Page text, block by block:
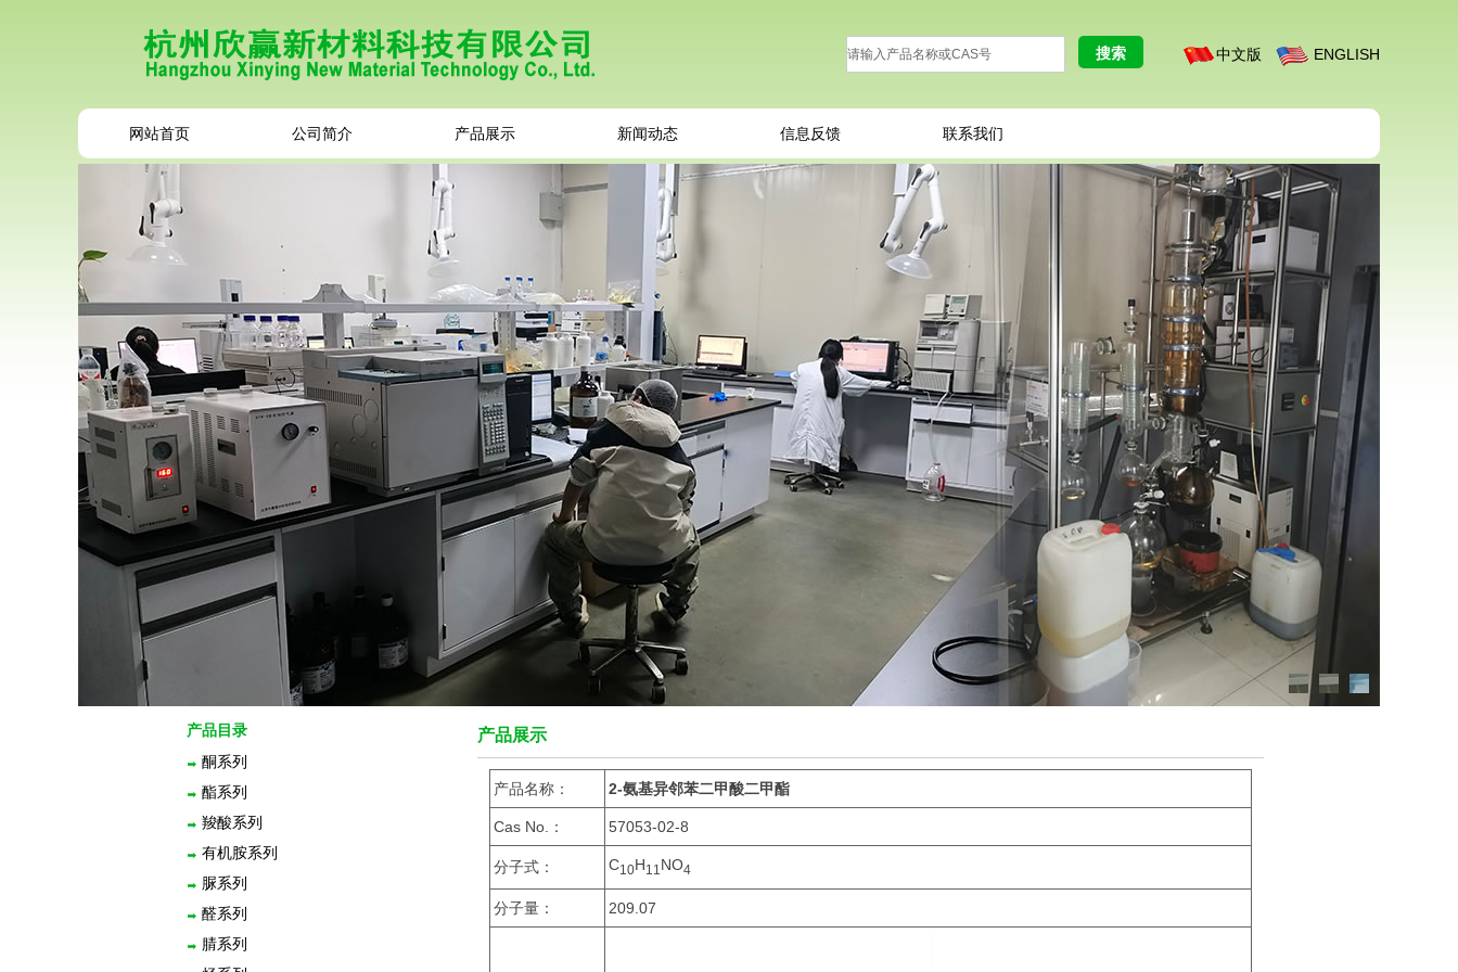
中文版 ENGLISH
网站首页 公司简介 产品展示 新闻动态 信息反馈 联系我们
产品目录
酮系列
酯系列
羧酸系列
有机胺系列
脲系列
醛系列
腈系列
产品展示
产品名称： 2-氨基异邻苯二甲酸二甲酯
Cas No.： 57053-02-8
分子式： C1 0H1 1 NO4
分子量： 209.07